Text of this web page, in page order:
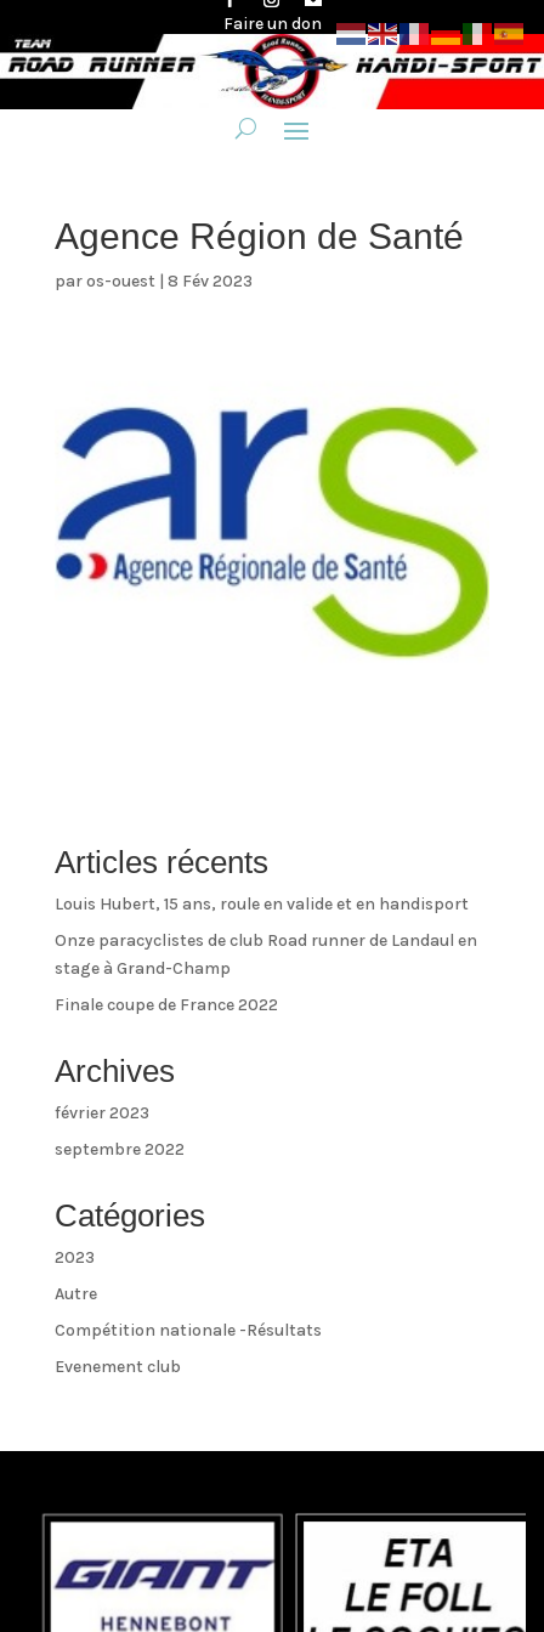
Faire un don
Agence Région de Santé
paros-ouest | 8 Fév 2023
Articles récents
Louis Hubert, 15 ans, roule en valide et en handisport
Onze paracyclistes de club Road runner de Landaul en
stage à Grand-Champ
Finale coupe de France 2022
Archives
février 2023
septembre 2022
Catégories
2023
Autre
Compétition nationale -Résultats
Evenement club